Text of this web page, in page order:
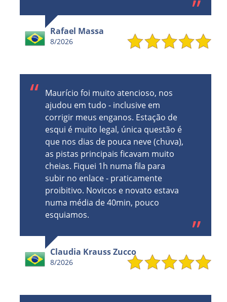
Rafael Massa
8/2026
Maurício foi muito atencioso, nos
ajudou em tudo - inclusive em
corrigir meus enganos. Estação de
esqui é muito legal, única questão é
que nos dias de pouca neve (chuva),
as pistas principais ficavam muito
cheias. Fiquei 1h numa fila para
subir no enlace - praticamente
proibitivo. Novicos e novato estava
numa média de 40min, pouco
esquiamos.
Claudia Krauss Zucco
8/2026